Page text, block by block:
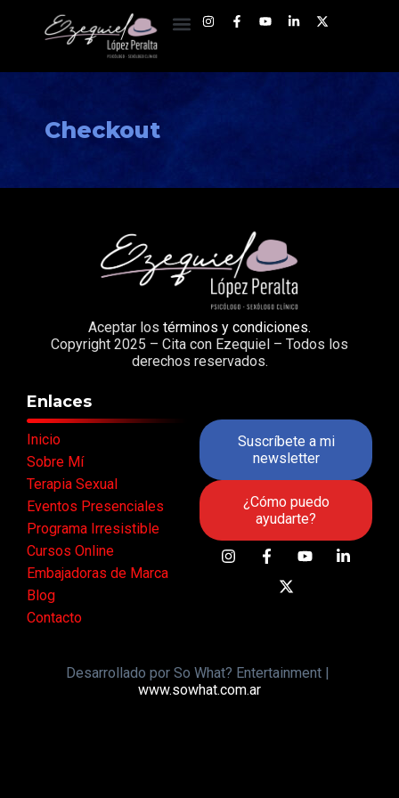
Checkout
Aceptar los términos y condiciones.
Copyright 2025 – Cita con Ezequiel – Todos los
derechos reservados.
Enlaces
Inicio
Sobre Mí
Terapia Sexual
Eventos Presenciales
Programa Irresistible
Cursos Online
Embajadoras de Marca
Blog
Contacto
Suscríbete a mi
newsletter
¿Cómo puedo
ayudarte?
Desarrollado por So What? Entertainment |
www.sowhat.com.ar